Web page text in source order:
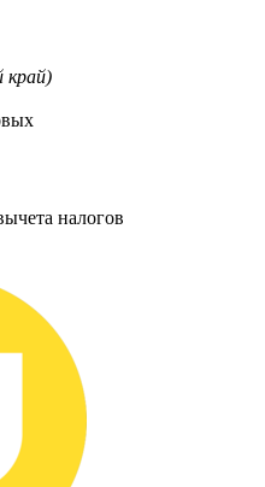
край)
налогов